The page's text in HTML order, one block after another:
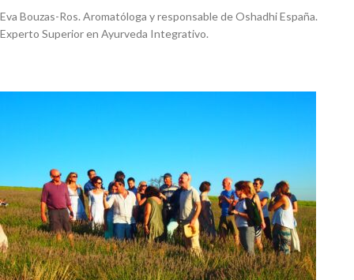
Eva Bouzas-Ros. Aromatóloga y responsable de Oshadhi España.
Experto Superior en Ayurveda Integrativo.